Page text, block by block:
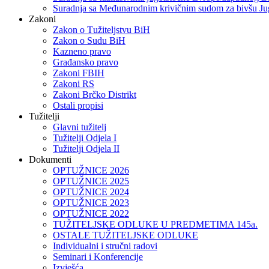
Suradnja sa Međunarodnim krivičnim sudom za bivšu
Zakoni
Zakon o Тužiteljstvu BiH
Zakon o Sudu BiH
Kazneno pravo
Građansko pravo
Zakoni FBIH
Zakoni RS
Zakoni Brčko Distrikt
Ostali propisi
Tužitelji
Glavni tužitelj
Tužitelji Odjela I
Tužitelji Odjela II
Dokumenti
OPTUŽNICE 2026
OPTUŽNICE 2025
OPTUŽNICE 2024
OPTUŽNICE 2023
OPTUŽNICE 2022
TUŽITELJSKE ODLUKE U PREDMETIMA 145a.
OSTALE TUŽITELJSKE ODLUKE
Individualni i stručni radovi
Seminari i Konferencije